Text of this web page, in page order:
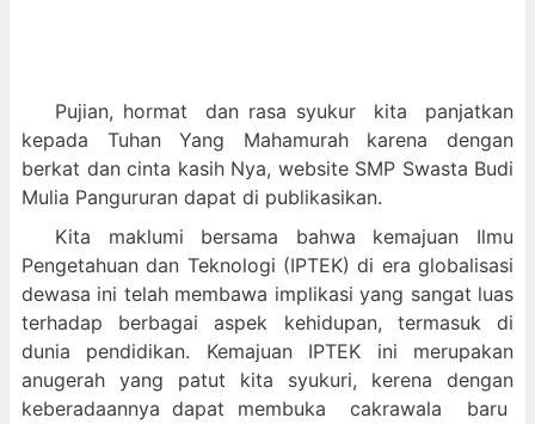
Pujian, hormat dan rasa syukur kita panjatkan
kepada Tuhan Yang Mahamurah karena dengan
berkat dan cinta kasih Nya, website SMP Swasta Budi
Mulia Pangururan dapat di publikasikan.
Kita maklumi bersama bahwa kemajuan Ilmu
Pengetahuan dan Teknologi (IPTEK) di era globalisasi
dewasa ini telah membawa implikasi yang sangat luas
terhadap berbagai aspek kehidupan, termasuk di
dunia pendidikan. Kemajuan IPTEK ini merupakan
anugerah yang patut kita syukuri, kerena dengan
keberadaannya dapat membuka cakrawala baru